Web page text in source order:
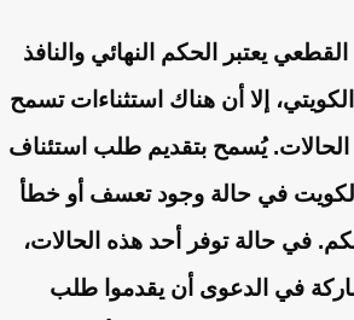
يعتبر الحكم النهائي والنافذ
إلا أن هناك استثناءات تسمح
يُسمح بتقديم طلب استئناف
في حالة وجود تعسف أو خطأ
في حالة توفر أحد هذه الحالات،
في الدعوى أن يقدموا طلب